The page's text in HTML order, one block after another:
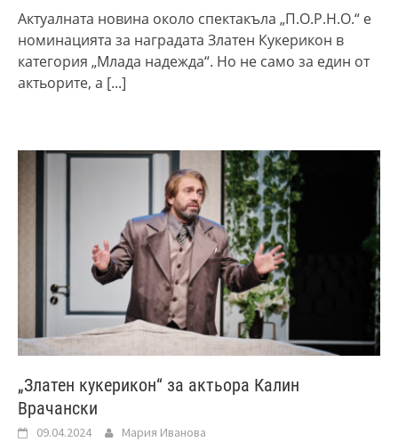
Актуалната новина около спектакъла „П.О.Р.Н.О.“ е
номинацията за наградата Златен Кукерикон в
категория „Млада надежда“. Но не само за един от
актьорите, а [...]
„Златен кукерикон“ за актьора Калин
Врачански
09.04.2024 Мария Иванова